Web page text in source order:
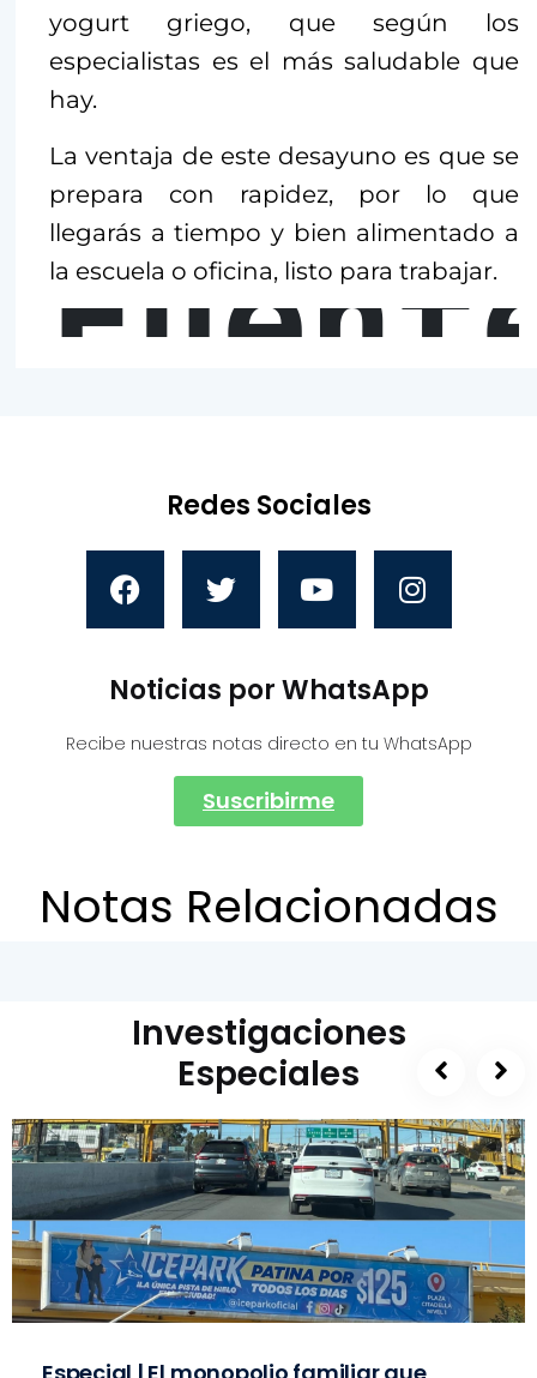
yogurt griego, que según los
especialistas es el más saludable que
hay.
La ventaja de este desayuno es que se
prepara con rapidez, por lo que
llegarás a tiempo y bien alimentado a
la escuela o oficina, listo para trabajar.
Redes Sociales
Noticias por WhatsApp
Recibe nuestras notas directo en tu WhatsApp
Suscribirme
Notas Relacionadas
Investigaciones
Especiales